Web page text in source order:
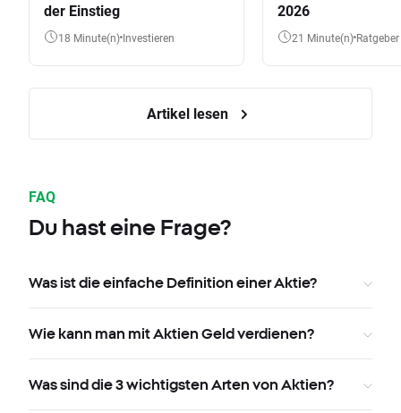
der Einstieg
18 Minute(n) Investieren
2026
21 Minute(n) Ratgeber
Artikel lesen
FAQ
Du hast eine Frage?
Was ist die einfache Definition einer Aktie?
Wie kann man mit Aktien Geld verdienen?
Was sind die 3 wichtigsten Arten von Aktien?